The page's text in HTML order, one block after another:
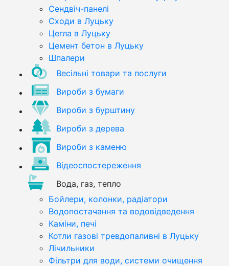
Сендвіч-панелі
Сходи в Луцьку
Цегла в Луцьку
Цемент бетон в Луцьку
Шпалери
Весільні товари та послуги
Вироби з бумаги
Вироби з бурштину
Вироби з дерева
Вироби з каменю
Відеоспостереження
Вода, газ, тепло
Бойлери, колонки, радіатори
Водопостачання та водовідведення
Каміни, печі
Котли газові тревдопаливні в Луцьку
Лічильники
Фільтри для води, системи очищення